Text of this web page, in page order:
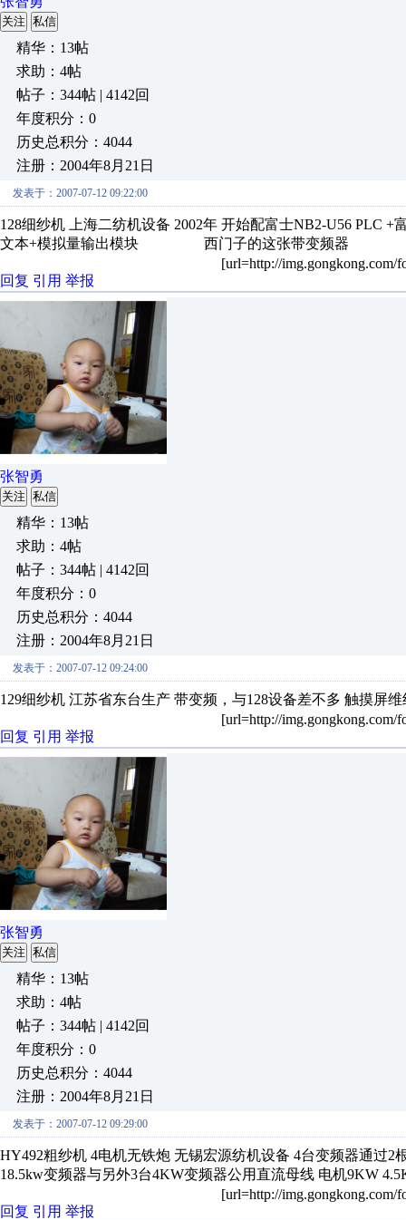
关注 私信
精华：13帖
求助：4帖
帖子：344帖 | 4142回
年度积分：0
历史总积分：4044
注册：2004年8月21日
发表于：2007-07-12 09:22:00
128细纱机 上海二纺机设备 2002年 开始配富士NB2-U56
文本+模拟量输出模块 西门子的这张带变频器
[url=http://img.gongkong.com/
回复 引用 举报
张智勇
关注 私信
精华：13帖
求助：4帖
帖子：344帖 | 4142回
年度积分：0
历史总积分：4044
注册：2004年8月21日
发表于：2007-07-12 09:24:00
129细纱机 江苏省东台生产 带变频，与128设备差不多 触摸屏维
[url=http://img.gongkong.com/
回复 引用 举报
张智勇
关注 私信
精华：13帖
求助：4帖
帖子：344帖 | 4142回
年度积分：0
历史总积分：4044
注册：2004年8月21日
发表于：2007-07-12 09:29:00
HY492粗纱机 4电机无铁炮 无锡宏源纺机设备 4台变频器通过2
18.5kw变频器与另外3台4KW变频器公用直流母线 电机9KW
[url=http://img.gongkong.com/
回复 引用 举报